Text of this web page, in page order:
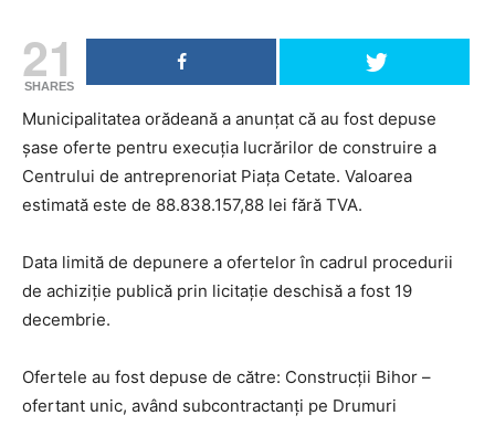
21
SHARES
Municipalitatea orădeană a anunţat că au fost depuse
şase oferte pentru execuția lucrărilor de construire a
Centrului de antreprenoriat Piața Cetate. Valoarea
estimată este de 88.838.157,88 lei fără TVA.
Data limită de depunere a ofertelor în cadrul procedurii
de achiziție publică prin licitație deschisă a fost 19
decembrie.
Ofertele au fost depuse de către: Construcții Bihor –
ofertant unic, având subcontractanți pe Drumuri